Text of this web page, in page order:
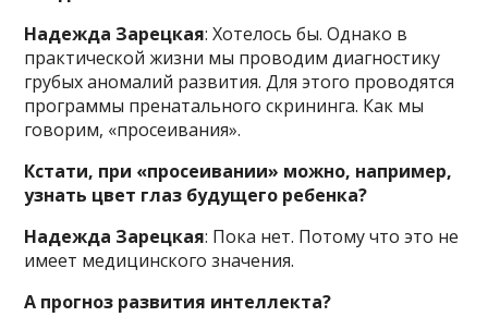
Надежда Зарецкая: Хотелось бы. Однако в
практической жизни мы проводим диагностику
грубых аномалий развития. Для этого проводятся
программы пренатального скрининга. Как мы
говорим, «просеивания».
Кстати, при «просеивании» можно, например,
узнать цвет глаз будущего ребенка?
Надежда Зарецкая: Пока нет. Потому что это не
имеет медицинского значения.
А прогноз развития интеллекта?